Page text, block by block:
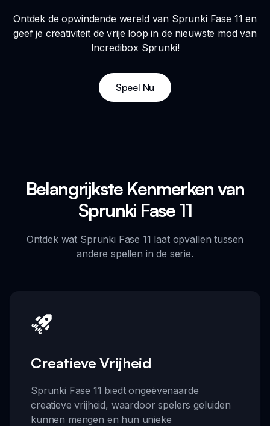
Ontdek de opwindende wereld van Sprunki Fase 11 en
geef je creativiteit de vrije loop in de nieuwste mod van
Incredibox Sprunki!
Speel Nu
Belangrijkste Kenmerken van
Sprunki Fase 11
Ontdek wat Sprunki Fase 11 laat opvallen tussen
andere spellen in de serie.
Creatieve Vrijheid
Sprunki Fase 11 biedt ongeëvenaarde
creatieve vrijheid, waardoor spelers geluiden
kunnen mengen en hun unieke